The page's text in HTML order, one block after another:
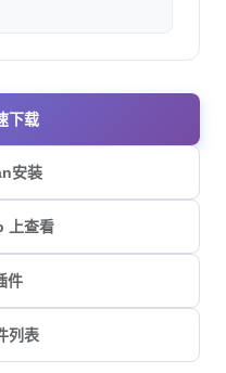
下载
安装
上查看
件
列表